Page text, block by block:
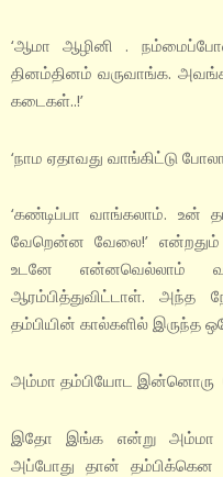
‘ஆமா ஆழினி .
தினம்தினம் வருவாங்க.
கடைகள்..!’
‘நாம ஏதாவது வாங்கிட்டு
‘கண்டிப்பா வாங்கலாம். உன்
வேறென்ன வேலை!’ என்றதும்
உடனே என்னவெல்லாம்
ஆரம்பித்துவிட்டாள்.
தம்பியின் கால்களில் இருந்த
அம்மா தம்பியோட இன்னொரு
இதோ இங்க என்று அம்மா
அப்போது தான்